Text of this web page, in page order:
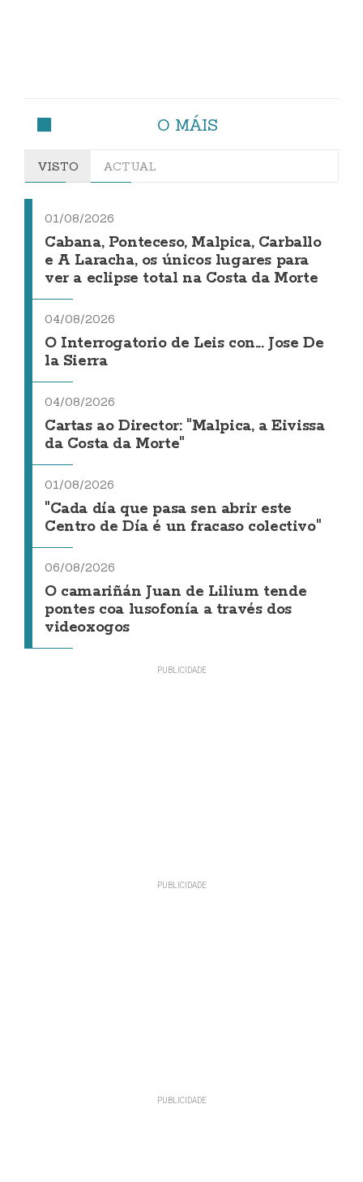
O MÁIS
VISTO ACTUAL
01/08/2026
Cabana, Ponteceso, Malpica, Carballo
e A Laracha, os únicos lugares para
ver a eclipse total na Costa da Morte
04/08/2026
O Interrogatorio de Leis con... Jose De
la Sierra
04/08/2026
Cartas ao Director: "Malpica, a Eivissa
da Costa da Morte"
01/08/2026
"Cada día que pasa sen abrir este
Centro de Día é un fracaso colectivo"
06/08/2026
O camariñán Juan de Lilium tende
pontes coa lusofonía a través dos
videoxogos